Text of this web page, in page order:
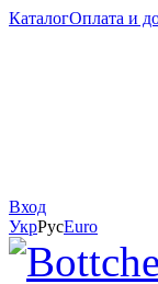
КаталогОплата и
Вход
УкрРусЕuro